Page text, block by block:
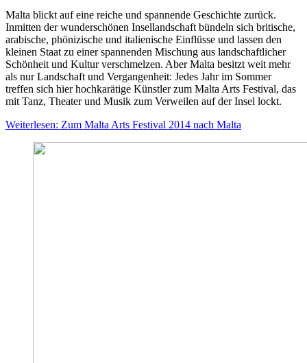
Malta blickt auf eine reiche und spannende Geschichte zurück.
Inmitten der wunderschönen Insellandschaft bündeln sich britische,
arabische, phönizische und italienische Einflüsse und lassen den
kleinen Staat zu einer spannenden Mischung aus landschaftlicher
Schönheit und Kultur verschmelzen. Aber Malta besitzt weit mehr
als nur Landschaft und Vergangenheit: Jedes Jahr im Sommer
treffen sich hier hochkarätige Künstler zum Malta Arts Festival, das
mit Tanz, Theater und Musik zum Verweilen auf der Insel lockt.
Weiterlesen: Zum Malta Arts Festival 2014 nach Malta